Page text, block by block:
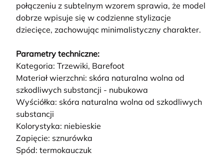
połączeniu z subtelnym wzorem sprawia, że model
dobrze wpisuje się w codzienne stylizacje
dziecięce, zachowując minimalistyczny charakter.
Parametry techniczne:
Kategoria: Trzewiki, Barefoot
Materiał wierzchni: skóra naturalna wolna od
szkodliwych substancji - nubukowa
Wyściółka: skóra naturalna wolna od szkodliwych
substancji
Kolorystyka: niebieskie
Zapięcie: sznurówka
Spód: termokauczuk